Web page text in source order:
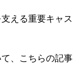
える重要キャス
、こちらの記事